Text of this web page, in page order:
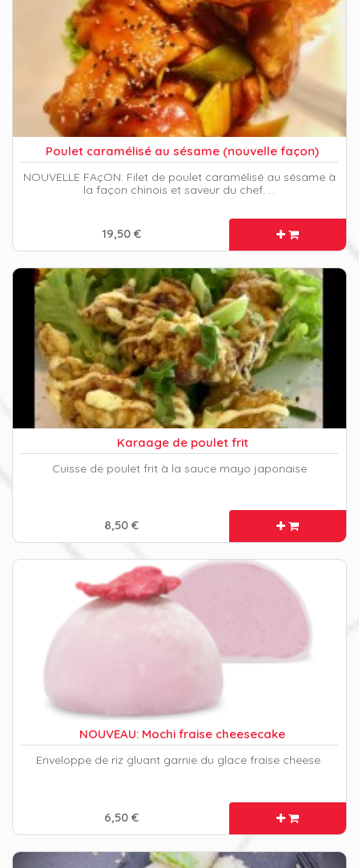
Poulet caramélisé au sésame (nouvelle façon)
NOUVELLE FAçON: Filet de poulet caramélisé au sésame à
la façon chinois et saveur du chef. …
19,50 €
Karaage de poulet frit
Cuisse de poulet frit à la sauce mayo japonaise
8,50 €
NOUVEAU: Mochi fraise cheesecake
Enveloppe de riz gluant garnie du glace fraise cheese.
6,50 €